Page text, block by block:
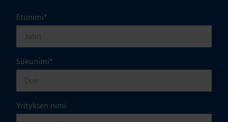
Etunimi*
Sukunimi*
Yrityksen nimi